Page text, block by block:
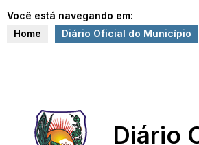
Você está navegando em:
Home
Diário Oficial do Município
Diário